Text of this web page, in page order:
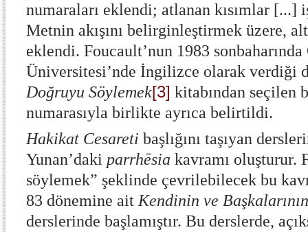
numaraları eklendi; atlanan kısımlar
Metnin akışını belirginleştirmek üzere,
eklendi. Foucault’nun 1983
Üniversitesi’nde İngilizce olarak verdiği
Doğruyu Söylemek[3] kitabından seçilen
numarasıyla birlikte ayrıca belirtildi.
Hakikat Cesareti başlığını taşıyan
Yunan’daki parrhēsia kavramı oluşturur.
söylemek” şeklinde çevrilebilecek bu
83 dönemine ait Kendinin ve
derslerinde başlamıştır. Bu derslerde,